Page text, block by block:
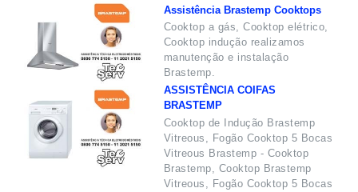
Assistência Brastemp Cooktops
Cooktop a gás, Cooktop elétrico,
Cooktop indução realizamos
manutenção e instalação
Brastemp.
ASSISTÊNCIA COIFAS
BRASTEMP
Cooktop de Indução Brastemp
Vitreous, Fogão Cooktop 5 Bocas
Vitreous Brastemp - Cooktop
Brastemp, Cooktop Brastemp
Vitreous, Fogão Cooktop 5 Bocas